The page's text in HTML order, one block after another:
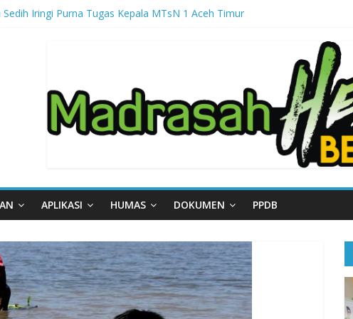
Sedih Iringi Purna Tugas Kepala MTsN 1 Aceh Timur
APLIKASI HUMAS DOKUMEN PPDB